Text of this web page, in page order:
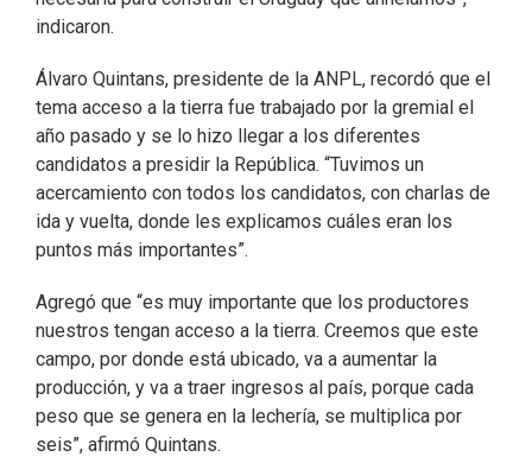
indicaron.
Álvaro Quintans, presidente de la ANPL, recordó que el
tema acceso a la tierra fue trabajado por la gremial el
año pasado y se lo hizo llegar a los diferentes
candidatos a presidir la República. “Tuvimos un
acercamiento con todos los candidatos, con charlas de
ida y vuelta, donde les explicamos cuáles eran los
puntos más importantes”.
Agregó que “es muy importante que los productores
nuestros tengan acceso a la tierra. Creemos que este
campo, por donde está ubicado, va a aumentar la
producción, y va a traer ingresos al país, porque cada
peso que se genera en la lechería, se multiplica por
seis”, afirmó Quintans.